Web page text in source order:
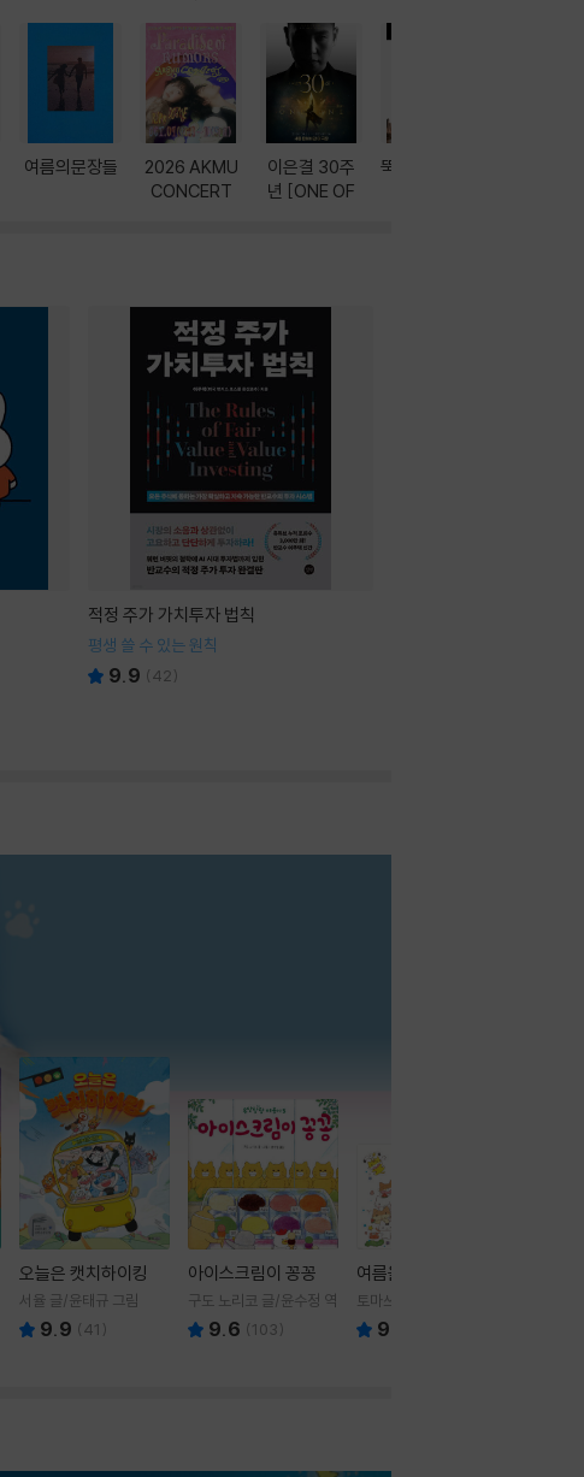
여름의문장들
2026 AKMU
CONCERT
이은결 30주
년 [ONE OF
뚝딱! AI 3대장
적정 주가 가치투자 법칙
평생 쓸 수 있는 원칙
9.9 (42)
오늘은 캣치하이킹
서율 글/윤태규 그림
9.9 (41 )
아이스크림이 꽁꽁
구도 노리코 글/윤수정 역
9.6 (103)
여름을 부탁해
토마쓰리 글그림
9.8